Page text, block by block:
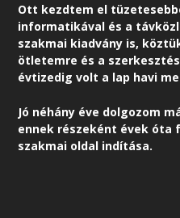
Ott kezdtem el
informatikával és a
szakmai kiadvány is,
ötletemre és a
évtizedig volt a lap havi
Jó néhány éve dolgozom
ennek részeként évek óta
szakmai oldal indítása.